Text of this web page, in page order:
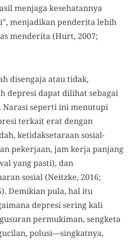
menjaga kesehatannya
menjadikan penderita lebih
menderita (Hurt, 2007;
disengaja atau tidak,
depresi dapat dilihat sebagai
seperti ini menutupi
terkait erat dengan
ketidaksetaraan sosial-
pekerjaan, jam kerja panjang
yang pasti), dan
sosial (Neitzke, 2016;
Demikian pula, hal itu
depresi sering kali
permukiman, sengketa
polusi—singkatnya,